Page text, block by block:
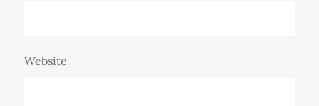
Website